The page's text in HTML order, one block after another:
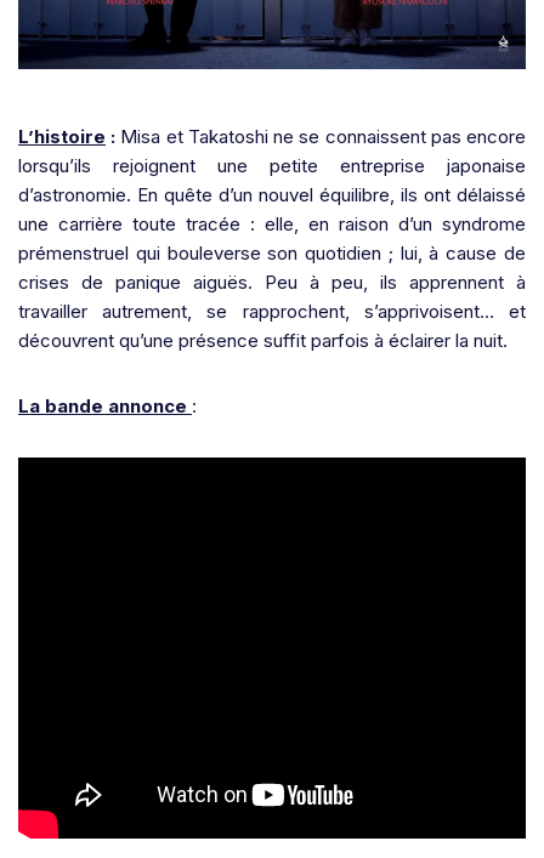
L’histoire : Misa et Takatoshi ne se connaissent pas encore
lorsqu’ils rejoignent une petite entreprise japonaise
d’astronomie. En quête d’un nouvel équilibre, ils ont délaissé
une carrière toute tracée : elle, en raison d’un syndrome
prémenstruel qui bouleverse son quotidien ; lui, à cause de
crises de panique aiguës. Peu à peu, ils apprennent à
travailler autrement, se rapprochent, s’apprivoisent… et
découvrent qu’une présence suffit parfois à éclairer la nuit.
La bande annonce :